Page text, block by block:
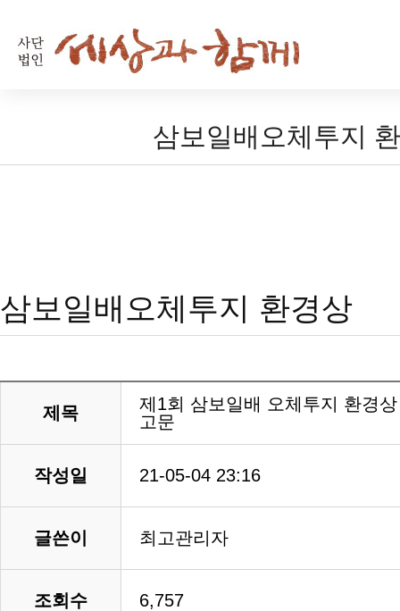
삼보일배오체투지
삼보일배오체투지 환경상
제목
제1회 삼보일배 오체투지 환경
고문
작성일 21-05-04 23:16
글쓴이 최고관리자
조회수 6,757